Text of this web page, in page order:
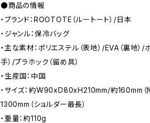
●商品の情報
・ブランド：ROOTOTE（ルートート）/日本
・ジャンル：保冷バッグ
・主な素材：ポリエステル（表地）/EVA（裏地）/
手）/プラホック（留め具）
・生産国：中国
・サイズ：約W90xD80xH210mm/約160mm（
1300mm（ショルダー最長）
・重量：約110g